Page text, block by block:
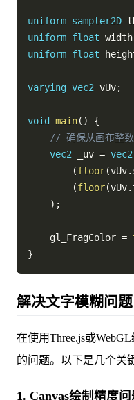
uniform sampler2D
uniform float width
uniform float
varying vec2 vUv;
void main( )
{
// 确保从画布整数
vec2 _uv = vec2
(floor(vUv.
(floor(vUv.
) ;
    gl_FragColor
=
}
解决文字模糊问题
在使用Three.js或
的问题。以下是几个关
1. Canvas绘制精度